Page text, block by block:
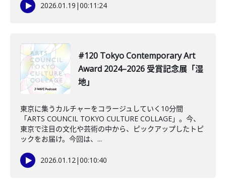
2026.01.19 |00:11:24
#120 Tokyo Contemporary Art
Award 2024–2026 受賞記念展「湿
地」
東京に集うカルチャーをコラージュしていく10分間
「ARTS COUNCIL TOKYO CULTURE COLLAGE」。今、
東京で注目の文化や芸術の中から、ピックアップしたトピ
ックをお届け。今回は、...
2026.01.12|00:10:40